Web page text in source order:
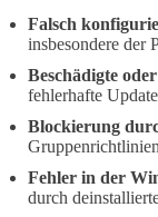
Falsch
insbesondere der
Beschädigte
fehlerhafte
Blockierung
Gruppenrichtlinien
Fehler in der
durch